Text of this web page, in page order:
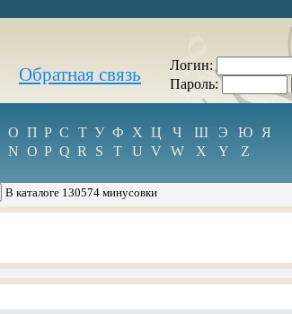
Обратная связь
Логин:
Пароль:
О П Р С Т У Ф Х Ц Ч Ш Э Ю Я
N O P Q R S T U V W X Y Z
В каталоге 130574 минусовки